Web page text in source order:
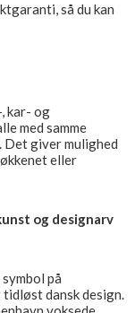
så du kan
kar- og
med samme
Det giver mulighed
eller
og designarv
på
dansk design.